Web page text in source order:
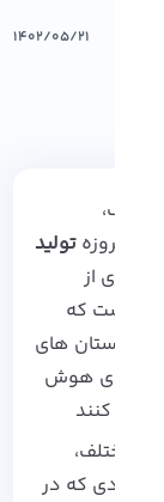
۱۴۰۲/۰۵/۲۱
امروزهتولید
از
است که
داستان های
ابزار های هوش
کنند
مختلف،
افرادی که در